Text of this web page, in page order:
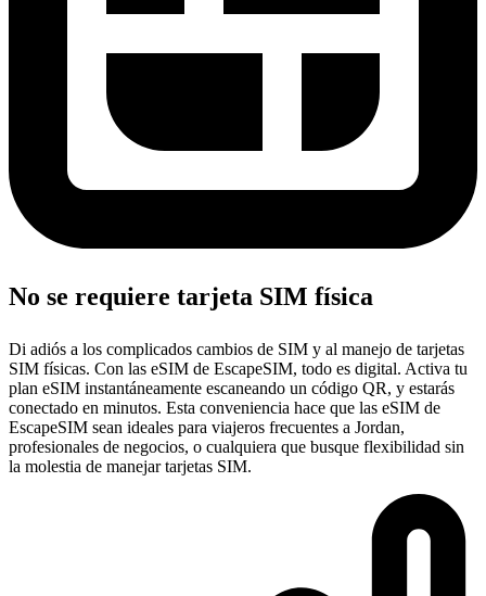
No se requiere tarjeta SIM física
Di adiós a los complicados cambios de SIM y al manejo de tarjetas
SIM físicas. Con las eSIM de EscapeSIM, todo es digital. Activa tu
plan eSIM instantáneamente escaneando un código QR, y estarás
conectado en minutos. Esta conveniencia hace que las eSIM de
EscapeSIM sean ideales para viajeros frecuentes a Jordan,
profesionales de negocios, o cualquiera que busque flexibilidad sin
la molestia de manejar tarjetas SIM.